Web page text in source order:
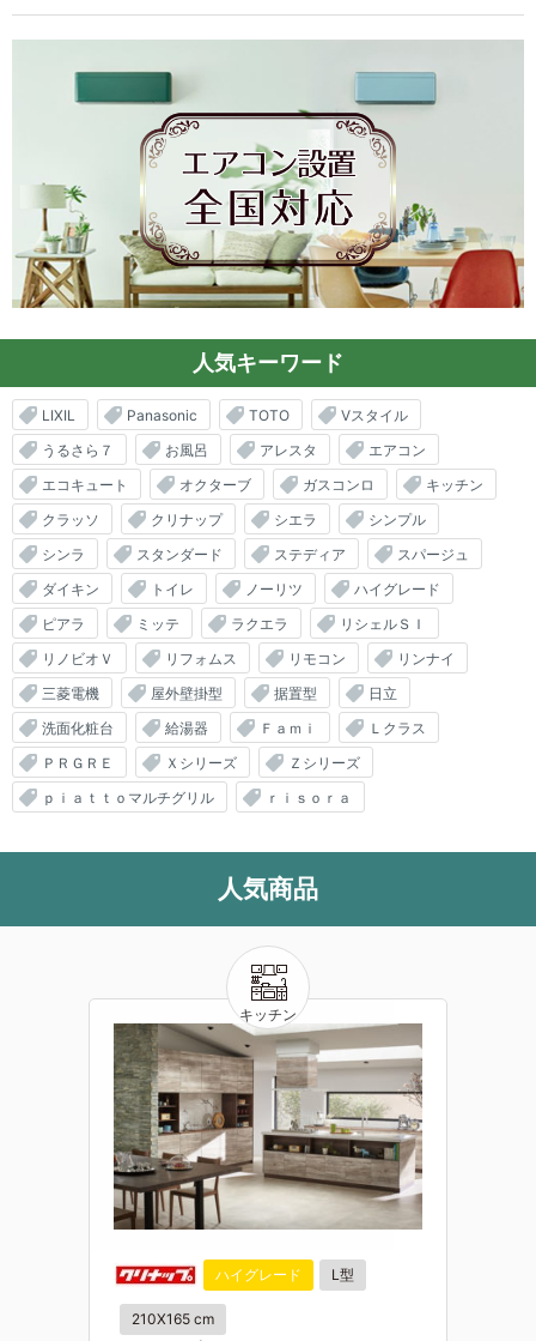
人気キーワード
LIXIL Panasonic TOTO
Vスタイル
うるさら７
お風呂 アレスタ
エアコン
エコキュート
オクターブ ガスコンロ
キッチン
クラッソ
クリナップ シエラ
シンプル
シンラ
スタンダード ステディア
スパージュ
ダイキン
トイレ ノーリツ
ハイグレード
ピアラ
ミッテ ラクエラ
リシェルＳＩ
リノビオＶ
リフォムス リモコン
リンナイ
三菱電機
屋外壁掛型 据置型
日立
洗面化粧台
給湯器 Ｆａｍｉ
Ｌクラス
ＰＲＧＲＥ
Ｘシリーズ
Ｚシリーズ
ｐｉａｔｔｏマルチグリル
ｒｉｓｏｒａ
人気商品
ハイグレード L型
210X165 cm